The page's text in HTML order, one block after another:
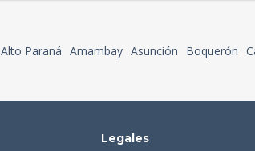
Alto Paraná Amambay Asunción Boquerón
Legales